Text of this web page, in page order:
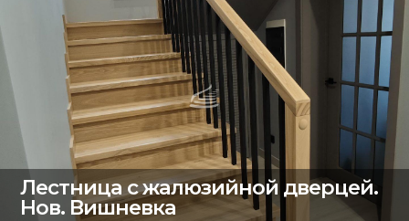
Лестница с жалюзийной дверцей.
Нов. Вишневка